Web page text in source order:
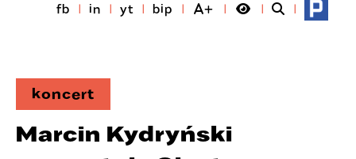
fb in yt bip
koncert
Marcin Kydryński